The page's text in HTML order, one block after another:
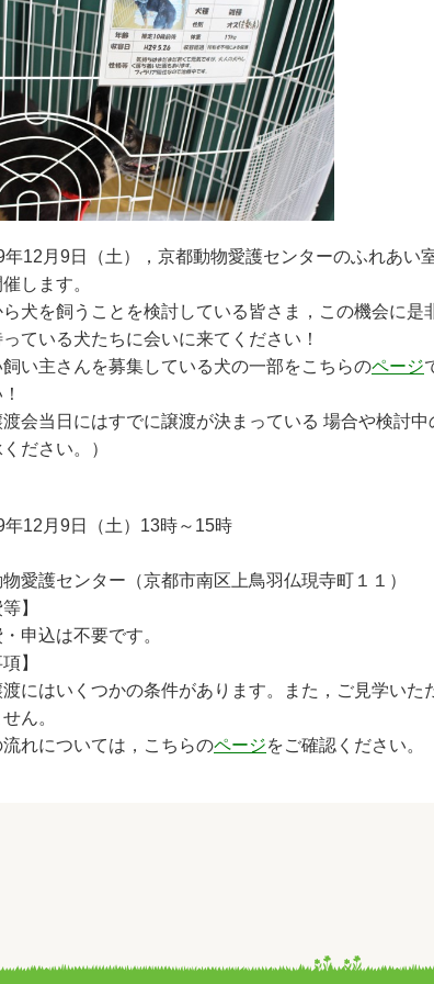
12月9日（土），京都動物愛護センターのふれあい
します。
犬を飼うことを検討している皆さま，この機会に是
ている犬たちに会いに来てください！
い主さんを募集している犬の一部をこちらのページ
会当日にはすでに譲渡が決まっている 場合や検討中
ださい。）
12月9日（土）13時～15時
愛護センター（京都市南区上鳥羽仏現寺町１１）
】
申込は不要です。
】
にはいくつかの条件があります。また，ご見学いた
ん。
れについては，こちらのページをご確認ください。